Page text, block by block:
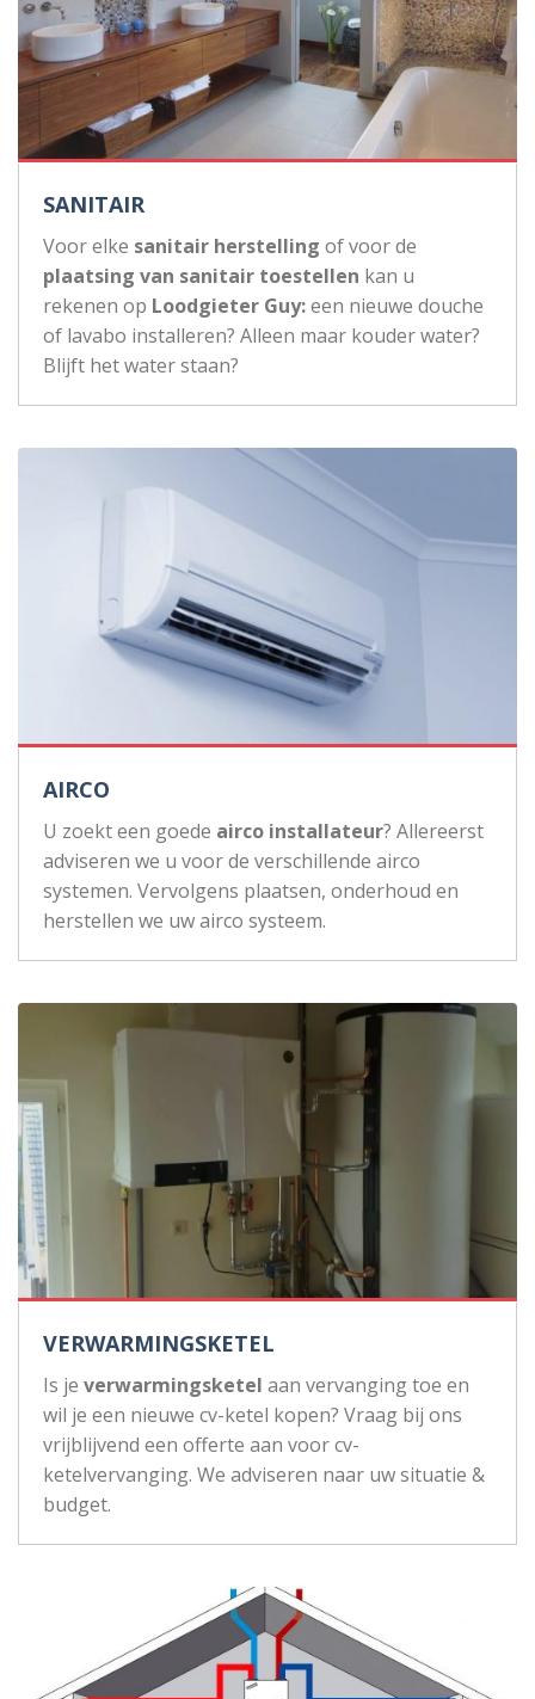
SANITAIR
Voor elke sanitair herstelling of voor de
plaatsing van sanitair toestellen kan u
rekenen op Loodgieter Guy:een nieuwe douche
of lavabo installeren? Alleen maar kouder water?
Blijft het water staan?
AIRCO
U zoekt een goede airco installateur? Allereerst
adviseren we u voor de verschillende airco
systemen. Vervolgens plaatsen, onderhoud en
herstellen we uw airco systeem.
VERWARMINGSKETEL
Is je verwarmingsketel aan vervanging toe en
wil je een nieuwe cv-ketel kopen? Vraag bij ons
vrijblijvend een offerte aan voor cv-
ketelvervanging. We adviseren naar uw situatie &
budget.